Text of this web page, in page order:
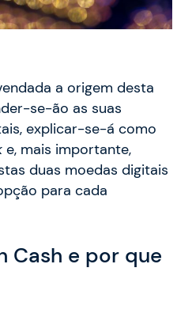
a origem desta
se-ão as suas
explicar-se-á como
e, mais importante,
duas moedas digitais
para cada
Cash e por que